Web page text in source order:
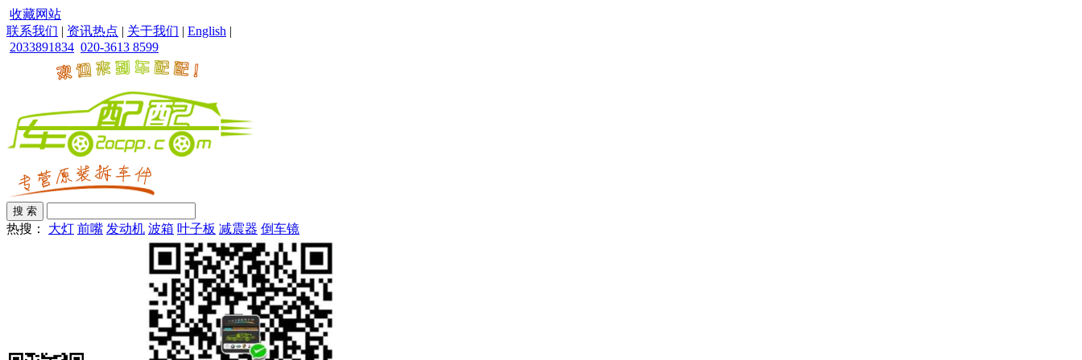
收藏网站
联系我们 | 资讯热点 | 关于我们 | English |
2033891834 020-3613 8599
热搜： 大灯 前嘴 发动机 波箱 叶子板 减震器 倒车镜